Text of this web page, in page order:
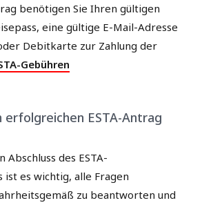
benötigen Sie Ihren gültigen
eine gültige E-Mail-Adresse
Debitkarte zur Zahlung der
Gebühren
ESTA-Antrag
des ESTA-
ist es wichtig, alle Fragen
zu beantworten und